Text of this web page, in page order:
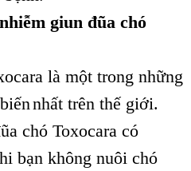
giun đũa chó
là một trong những
,nhất trên thế giới.
chó Toxocara có
bạn không nuôi chó